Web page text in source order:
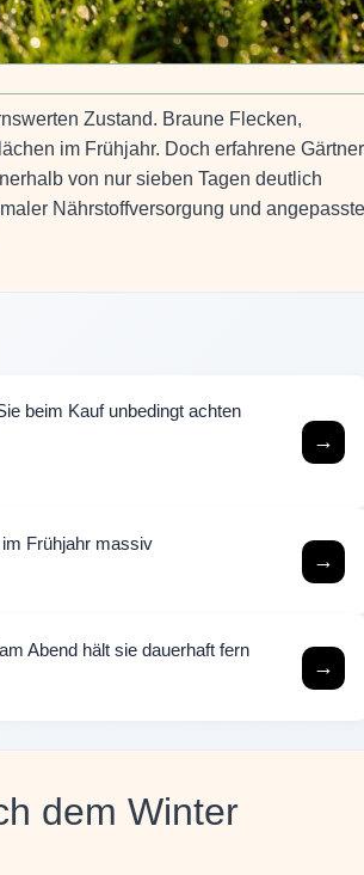
Zustand. Braune Flecken,
im Frühjahr. Doch erfahrene Gärtner
von nur sieben Tagen deutlich
Nährstoffversorgung und
beim Kauf unbedingt achten
→
Frühjahr massiv
→
Abend hält sie dauerhaft fern
→
dem Winter